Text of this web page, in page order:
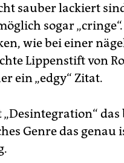
sauber lackiert
sogar
wie bei einer
Lippenstift von
ein „edgy“ Zitat.
Genre das genau